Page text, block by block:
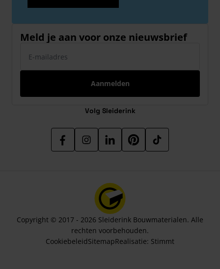
Meld je aan voor onze nieuwsbrief
Aanmelden
Volg Sleiderink
Copyright © 2017 - 2026 Sleiderink Bouwmaterialen. Alle
rechten voorbehouden.
CookiebeleidSitemapRealisatie: Stimmt